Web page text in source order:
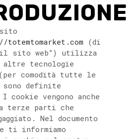
(di
sito web”) utilizza
tecnologie
comodità tutte le
sono definite
cookie vengono anche
terze parti che
Nel documento
ti informiamo